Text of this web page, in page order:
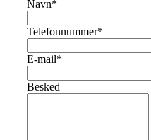
Navn*
Telefonnummer*
E-mail*
Besked